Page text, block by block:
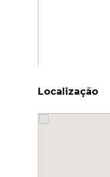
Localização